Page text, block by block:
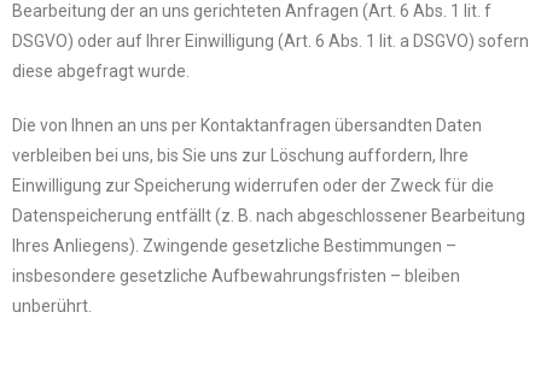
Bearbeitung der an uns gerichteten Anfragen (Art. 6 Abs. 1 lit. f
DSGVO) oder auf Ihrer Einwilligung (Art. 6 Abs. 1 lit. a DSGVO) sofern
diese abgefragt wurde.
Die von Ihnen an uns per Kontaktanfragen übersandten Daten
verbleiben bei uns, bis Sie uns zur Löschung auffordern, Ihre
Einwilligung zur Speicherung widerrufen oder der Zweck für die
Datenspeicherung entfällt (z. B. nach abgeschlossener Bearbeitung
Ihres Anliegens). Zwingende gesetzliche Bestimmungen –
insbesondere gesetzliche Aufbewahrungsfristen – bleiben
unberührt.